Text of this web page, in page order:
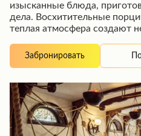
изысканные блюда,
дела. Восхитительные
теплая атмосфера создают
помогают
увлекательными историями
обстановка располагают к
времяпрепровождению в
идеально подходит для
уюта.
Забронировать